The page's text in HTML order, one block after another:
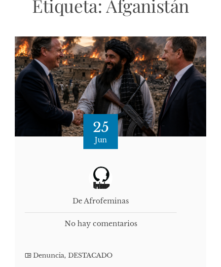
Etiqueta: Afganistán
25
Jun
De Afrofeminas
No hay comentarios
Denuncia, DESTACADO